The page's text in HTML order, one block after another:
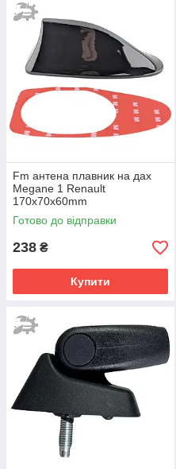
Fm антена плавник на дах
Megane 1 Renault
170х70х60mm
Готово до відправки
238 ₴
Купити